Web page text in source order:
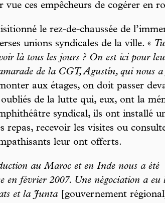
ces empêcheurs de cogérer en
le rez-de-chaussée de
unions syndicales de la ville. «
là tous les jours ? On est ici pour
de la CGT, Agustín, qui nous
aux étages, on doit passer
de la lutte qui, eux, ont la
syndical, ils ont installé
repas, recevoir les visites ou
leur ont offerts.
au Maroc et en Inde nous a été
en février 2007. Une négociation a eu
et la Junta [gouvernement